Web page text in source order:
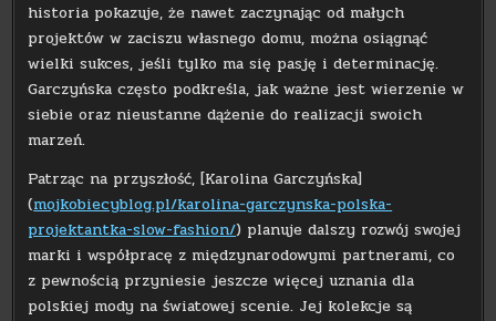
historia pokazuje, że nawet zaczynając od małych
projektów w zaciszu własnego domu, można osiągnąć
wielki sukces, jeśli tylko ma się pasję i determinację.
Garczyńska często podkreśla, jak ważne jest wierzenie w
siebie oraz nieustanne dążenie do realizacji swoich
marzeń.
Patrząc na przyszłość, [Karolina Garczyńska]
(mojkobiecyblog.pl/karolina-garczynska-polska-
projektantka-slow-fashion/) planuje dalszy rozwój swojej
marki i współpracę z międzynarodowymi partnerami, co
z pewnością przyniesie jeszcze więcej uznania dla
polskiej mody na światowej scenie. Jej kolekcje są